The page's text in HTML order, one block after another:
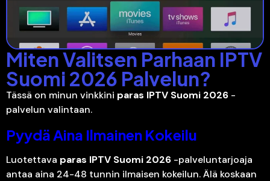
Miten Valitsen Parhaan IPTV
Suomi 2026 Palvelun?
Tässä on minun vinkkini paras IPTV Suomi 2026 -
palvelun valintaan.
Pyydä Aina Ilmainen Kokeilu
Luotettava paras IPTV Suomi 2026 -palveluntarjoaja
antaa aina 24-48 tunnin ilmaisen kokeilun. Älä koskaan